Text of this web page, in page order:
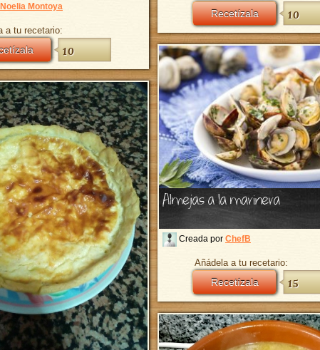
Recetízala 10
Noelia Montoya
a tu recetario:
10
Almejas a la marinera
Creada por ChefB
Añádela a tu recetario:
Recetízala 15